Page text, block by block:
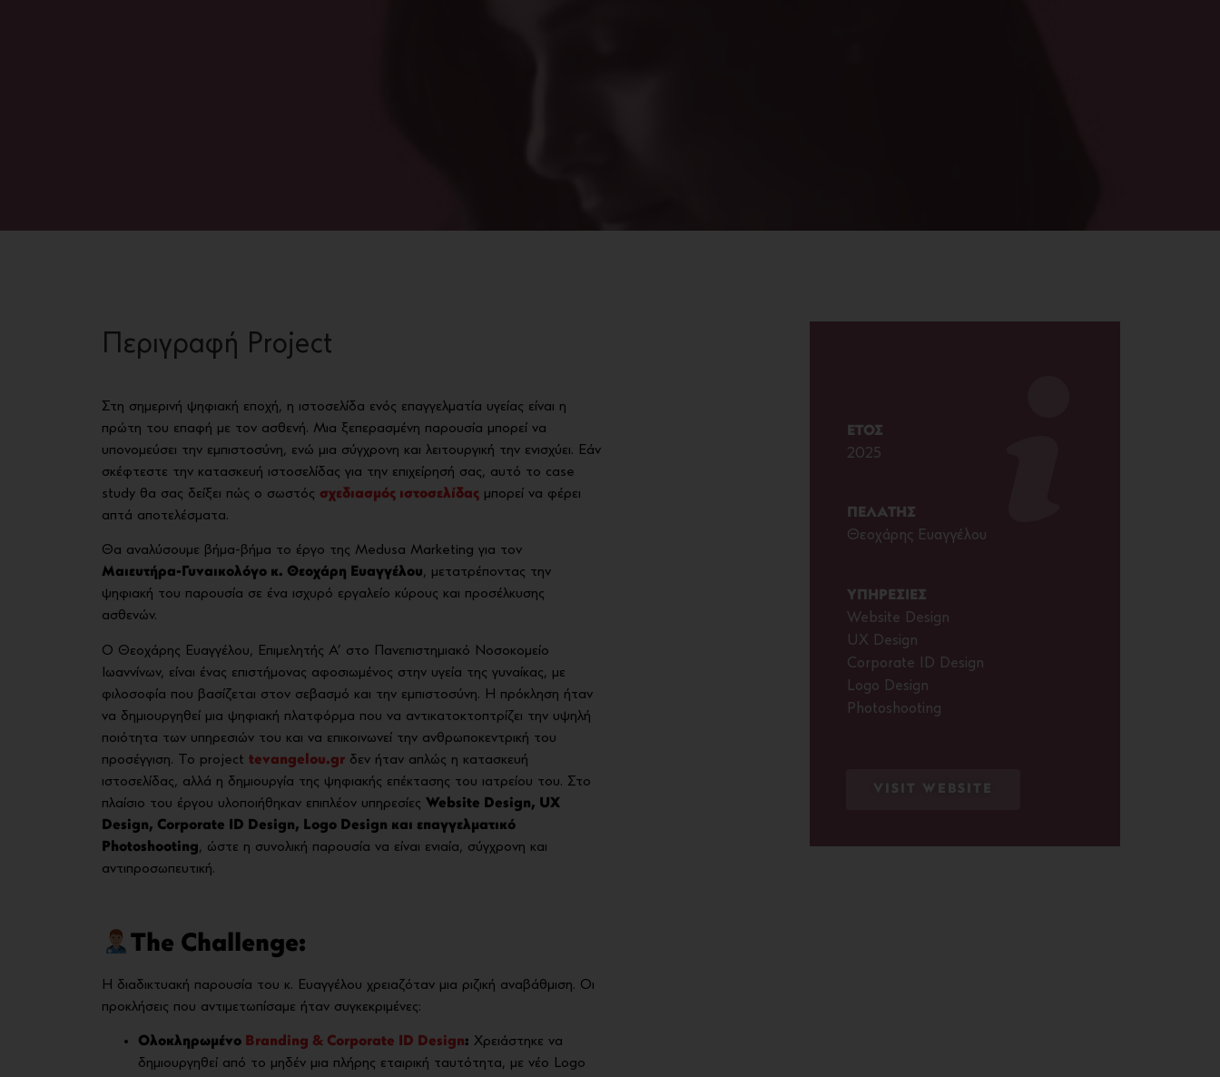
Περιγραφή Project
Στη σημερινή ψηφιακή εποχή, η ιστοσελίδα ενός επαγγελματία υγείας είναι η
πρώτη του επαφή με τον ασθενή. Μια ξεπερασμένη παρουσία μπορεί να
υπονομεύσει την εμπιστοσύνη, ενώ μια σύγχρονη και λειτουργική την ενισχύει. Εάν
σκέφτεστε την κατασκευή ιστοσελίδας για την επιχείρησή σας, αυτό το case
study θα σας δείξει πώς ο σωστός σχεδιασμός ιστοσελίδας μπορεί να φέρει
απτά αποτελέσματα.
Θα αναλύσουμε βήμα-βήμα το έργο της Medusa Marketing για τον
Μαιευτήρα-Γυναικολόγο κ. Θεοχάρη Ευαγγέλου, μετατρέποντας την
ψηφιακή του παρουσία σε ένα ισχυρό εργαλείο κύρους και προσέλκυσης
ασθενών.
Ο Θεοχάρης Ευαγγέλου, Επιμελητής Α’ στο Πανεπιστημιακό Νοσοκομείο
Ιωαννίνων, είναι ένας επιστήμονας αφοσιωμένος στην υγεία της γυναίκας, με
φιλοσοφία που βασίζεται στον σεβασμό και την εμπιστοσύνη. Η πρόκληση ήταν
να δημιουργηθεί μια ψηφιακή πλατφόρμα που να αντικατοκτοπτρίζει την υψηλή
ποιότητα των υπηρεσιών του και να επικοινωνεί την ανθρωποκεντρική του
προσέγγιση. Το project tevangelou.gr δεν ήταν απλώς η κατασκευή
ιστοσελίδας, αλλά η δημιουργία της ψηφιακής επέκτασης του ιατρείου του. Στο
πλαίσιο του έργου υλοποιήθηκαν επιπλέον υπηρεσίες Website Design, UX
Design, Corporate ID Design, Logo Design και επαγγελματικό
Photoshooting, ώστε η συνολική παρουσία να είναι ενιαία, σύγχρονη και
αντιπροσωπευτική.
The Challenge:
Η διαδικτυακή παρουσία του κ. Ευαγγέλου χρειαζόταν μια ριζική αναβάθμιση. Οι
προκλήσεις που αντιμετωπίσαμε ήταν συγκεκριμένες:
Ολοκληρωμένο Branding & Corporate ID Design: Χρειάστηκε να
δημιουργηθεί από το μηδέν μια πλήρης εταιρική ταυτότητα, με νέο Logo
ΕΤΟΣ
2025
ΠΕΛΑΤΗΣ
Θεοχάρης Ευαγγέλου
ΥΠΗΡΕΣΙΕΣ
Website Design
UX Design
Corporate ID Design
Logo Design
Photoshooting
VISIT WEBSITE